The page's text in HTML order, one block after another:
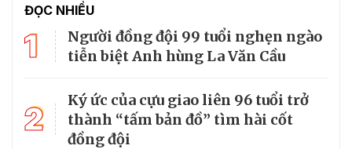
ĐỌC NHIỀU
1
Người đồng đội 99 tuổi nghẹn ngào
tiễn biệt Anh hùng La Văn Cầu
2
Ký ức của cựu giao liên 96 tuổi trở
thành “tấm bản đồ” tìm hài cốt
đồng đội